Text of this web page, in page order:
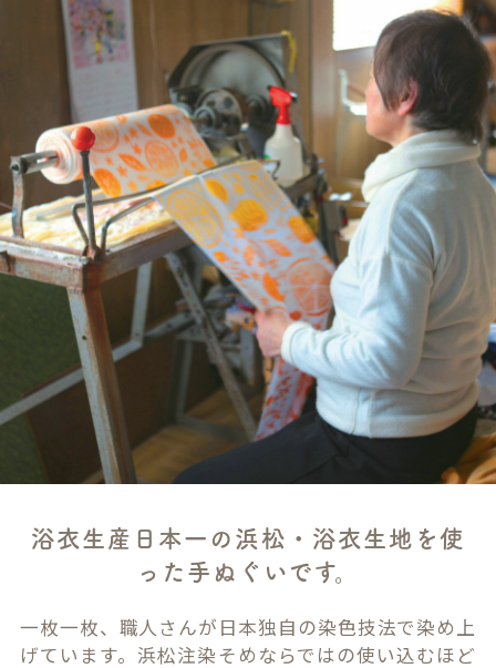
浴衣生産日本一の浜松・浴衣生地を使
った手ぬぐいです。
一枚一枚、職人さんが日本独自の染色技法で染め上
げています。浜松注染そめならではの使い込むほど